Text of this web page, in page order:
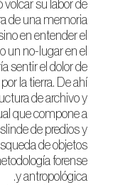
volcar su labor de
de una memoria
en entender el
un no-lugar en el
sentir el dolor de
la tierra. De ahí
de archivo y
que compone a
de predios y
de objetos
forense
y antropológica.